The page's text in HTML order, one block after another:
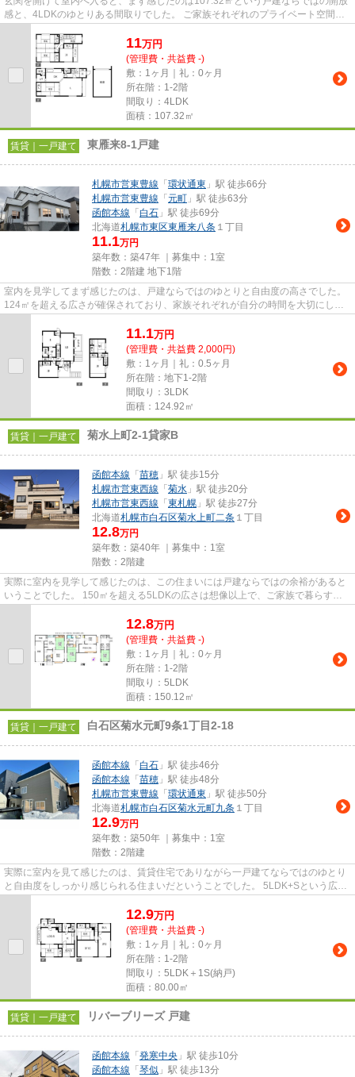
感と、4LDKのゆとりある間取りでした。 ご家族それぞれのプライベート空間を
11万円
(管理費・共益費 -)
敷：1ヶ月｜礼：0ヶ月
所在階：1-2階
間取り：4LDK
面積：107.32㎡
賃貸｜一戸建て 東雁来8-1戸建
札幌市営東豊線 「 環状通東 」駅 徒歩66分
札幌市営東豊線 「 元町 」駅 徒歩63分
函館本線 「 白石 」駅 徒歩69分
北海道札幌市東区東雁来八条 １丁目
11.1万円
築年数：築47年 ｜募集中： 1室
階数：2階建 地下1階
室内を見学してまず感じたのは、戸建ならではのゆとりと自由度の高さでした。
124㎡を超える広さが確保されており、家族それぞれが自分の時間を大切にしな
11.1万円
(管理費・共益費 2,000円)
敷：1ヶ月｜礼：0.5ヶ月
所在階：地下1-2階
間取り：3LDK
面積：124.92㎡
賃貸｜一戸建て 菊水上町2-1貸家B
函館本線 「 苗穂 」駅 徒歩15分
札幌市営東西線 「 菊水 」駅 徒歩20分
札幌市営東西線 「 東札幌 」駅 徒歩27分
北海道札幌市白石区菊水上町二条 １丁目
12.8万円
築年数：築40年 ｜募集中： 1室
階数：2階建
実際に室内を見学して感じたのは、この住まいには戸建ならではの余裕があると
いうことでした。 150㎡を超える5LDKの広さは想像以上で、ご家族で暮らす場
12.8万円
(管理費・共益費 -)
敷：1ヶ月｜礼：0ヶ月
所在階：1-2階
間取り：5LDK
面積：150.12㎡
賃貸｜一戸建て 白石区菊水元町9条1丁目2-18
函館本線 「 白石 」駅 徒歩46分
函館本線 「 苗穂 」駅 徒歩48分
札幌市営東豊線 「 環状通東 」駅 徒歩50分
北海道札幌市白石区菊水元町九条 １丁目
12.9万円
築年数：築50年 ｜募集中： 1室
階数：2階建
実際に室内を見て感じたのは、賃貸住宅でありながら一戸建てならではのゆとり
と自由度をしっかり感じられる住まいだということでした。 5LDK+Sという広さ
12.9万円
(管理費・共益費 -)
敷：1ヶ月｜礼：0ヶ月
所在階：1-2階
間取り：5LDK＋1S(納戸)
面積：80.00㎡
賃貸｜一戸建て リバーブリーズ 戸建
函館本線 「 発寒中央 」駅 徒歩10分
函館本線 「 琴似 」駅 徒歩13分